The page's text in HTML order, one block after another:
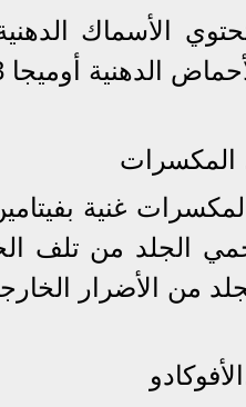
الأسماك
الدهنية أوميجا 3، مما يساعد على الاحتفاظ بالرطوبة وتقوية حاجز بشرتك.
من الأضرار